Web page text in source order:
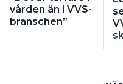
vården än i VVS-
branschen”